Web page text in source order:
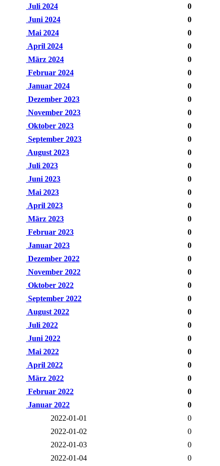
Juli 2024
0
Juni 2024
0
Mai 2024
0
April 2024
0
März 2024
0
Februar 2024
0
Januar 2024
0
Dezember 2023
0
November 2023
0
Oktober 2023
0
September 2023
0
August 2023
0
Juli 2023
0
Juni 2023
0
Mai 2023
0
April 2023
0
März 2023
0
Februar 2023
0
Januar 2023
0
Dezember 2022
0
November 2022
0
Oktober 2022
0
September 2022
0
August 2022
0
Juli 2022
0
Juni 2022
0
Mai 2022
0
April 2022
0
März 2022
0
Februar 2022
0
Januar 2022
0
2022-01-01
0
2022-01-02
0
2022-01-03
0
2022-01-04
0